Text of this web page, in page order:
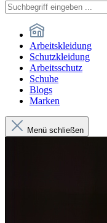
Arbeitskleidung
Schutzkleidung
Arbeitsschutz
Schuhe
Blogs
Marken
Menü schließen